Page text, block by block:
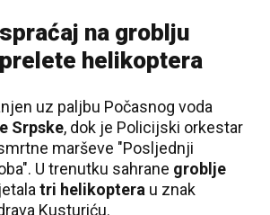
na groblju
helikoptera
uz paljbu Počasnog voda
Srpske, dok je Policijski orkestar
marševe "Posljednji
U trenutku sahrane groblje
tri helikoptera u znak
Kusturiću.